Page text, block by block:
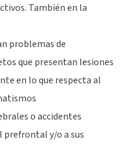
También en la
problemas de
que presentan lesiones
en lo que respecta al
o accidentes
prefrontal y/o a sus